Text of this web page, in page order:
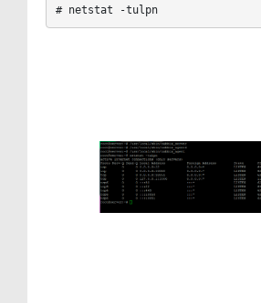
# netstat -tulpn